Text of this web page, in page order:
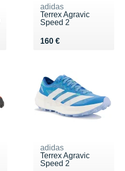
adidas
Terrex Agravic
Speed 2
160 €
Vendu 160 €
adidas
Terrex Agravic
Speed 2